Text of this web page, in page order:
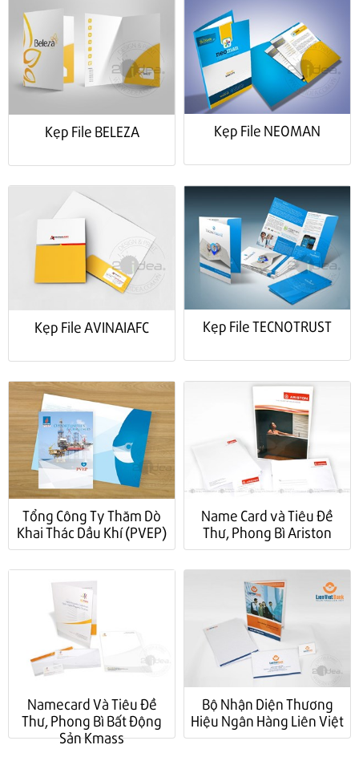
Kẹp File BELEZA Kẹp File NEOMAN
Kẹp File AVINAIAFC Kẹp File TECNOTRUST
Tổng Công Ty Thăm Dò
Khai Thác Dầu Khí (PVEP)
Name Card và Tiêu Đề
Thư, Phong Bì Ariston
Namecard Và Tiêu Đề
Thư, Phong Bì Bất Động
Sản Kmass
Bộ Nhận Diện Thương
Hiệu Ngân Hàng Liên Việt